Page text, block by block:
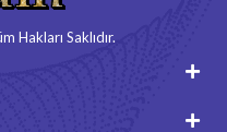
Saklıdır.